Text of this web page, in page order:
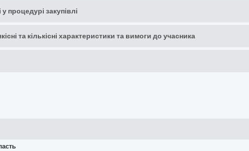
процедурі закупівлі
та кількісні характеристики та вимоги до учасника